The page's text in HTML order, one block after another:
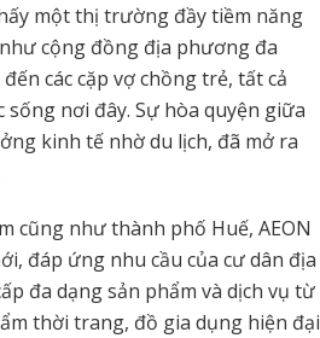
một thị trường đầy tiềm năng
cộng đồng địa phương đa
các cặp vợ chồng trẻ, tất cả
nơi đây. Sự hòa quyện giữa
kinh tế nhờ du lịch, đã mở ra
cũng như thành phố Huế, AEON
đáp ứng nhu cầu của cư dân địa
đa dạng sản phẩm và dịch vụ từ
thời trang, đồ gia dụng hiện đại